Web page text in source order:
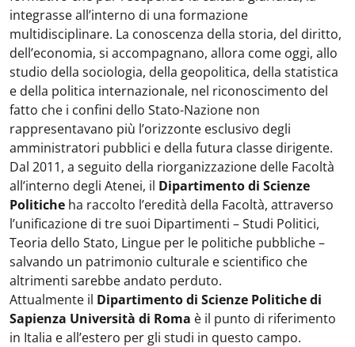
integrasse all’interno di una formazione
multidisciplinare. La conoscenza della storia, del diritto,
dell’economia, si accompagnano, allora come oggi, allo
studio della sociologia, della geopolitica, della statistica
e della politica internazionale, nel riconoscimento del
fatto che i confini dello Stato-Nazione non
rappresentavano più l’orizzonte esclusivo degli
amministratori pubblici e della futura classe dirigente.
Dal 2011, a seguito della riorganizzazione delle Facoltà
all’interno degli Atenei, il Dipartimento di Scienze
Politiche ha raccolto l’eredità della Facoltà, attraverso
l’unificazione di tre suoi Dipartimenti – Studi Politici,
Teoria dello Stato, Lingue per le politiche pubbliche –
salvando un patrimonio culturale e scientifico che
altrimenti sarebbe andato perduto.
Attualmente il Dipartimento di Scienze Politiche di
Sapienza Università di Roma è il punto di riferimento
in Italia e all’estero per gli studi in questo campo.